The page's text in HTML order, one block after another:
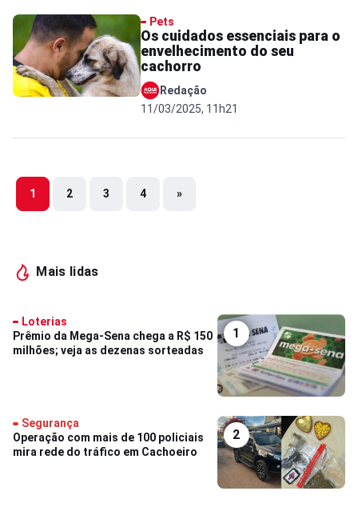
Pets
Os cuidados essenciais para o
envelhecimento do seu
cachorro
Redação
11/03/2025, 11h21
Mais lidas
1
Loterias
Prêmio da Mega-Sena chega a R$ 150
milhões; veja as dezenas sorteadas
2
Segurança
Operação com mais de 100 policiais
mira rede do tráfico em Cachoeiro
1 2 3 4 »